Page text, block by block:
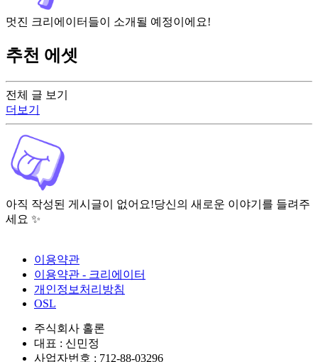
전체 글 보기
더보기
아직 작성된 게시글이 없어요!당신의 새로운 이야기를 들려주
세요 ✨
멋진 크리에이터들이 소개될 예정이에요!
추천 에셋
이용약관
이용약관 - 크리에이터
개인정보처리방침
OSL
주식회사 홀론
대표 : 신민정
사업자번호 : 712-88-03296